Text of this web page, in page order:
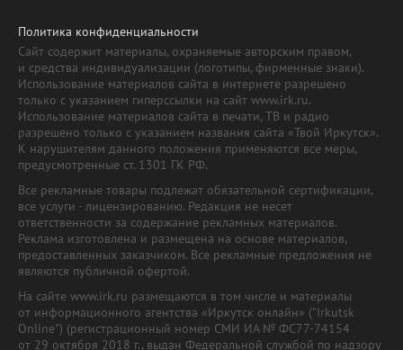
Политика конфиденциальности
Сайт содержит материалы, охраняемые авторским правом,
и средства индивидуализации (логотипы, фирменные знаки).
Использование материалов сайта в интернете разрешено
только с указанием гиперссылки на сайт www.irk.ru.
Использование материалов сайта в печати, ТВ и радио
разрешено только с указанием названия сайта «Твой Иркутск».
К нарушителям данного положения применяются все меры,
предусмотренные ст. 1301 ГК РФ.
Все рекламные товары подлежат обязательной сертификации,
все услуги - лицензированию. Редакция не несет
ответственности за содержание рекламных материалов.
Реклама изготовлена и размещена на основе материалов,
предоставленных заказчиком. Все рекламные предложения не
являются публичной офертой.
На сайте www.irk.ru размещаются в том числе и материалы
от информационного агентства «Иркутск онлайн» ("Irkutsk
Online") (регистрационный номер СМИ ИА № ФС77-74154
от 29 октября 2018 г., выдан Федеральной службой по надзору